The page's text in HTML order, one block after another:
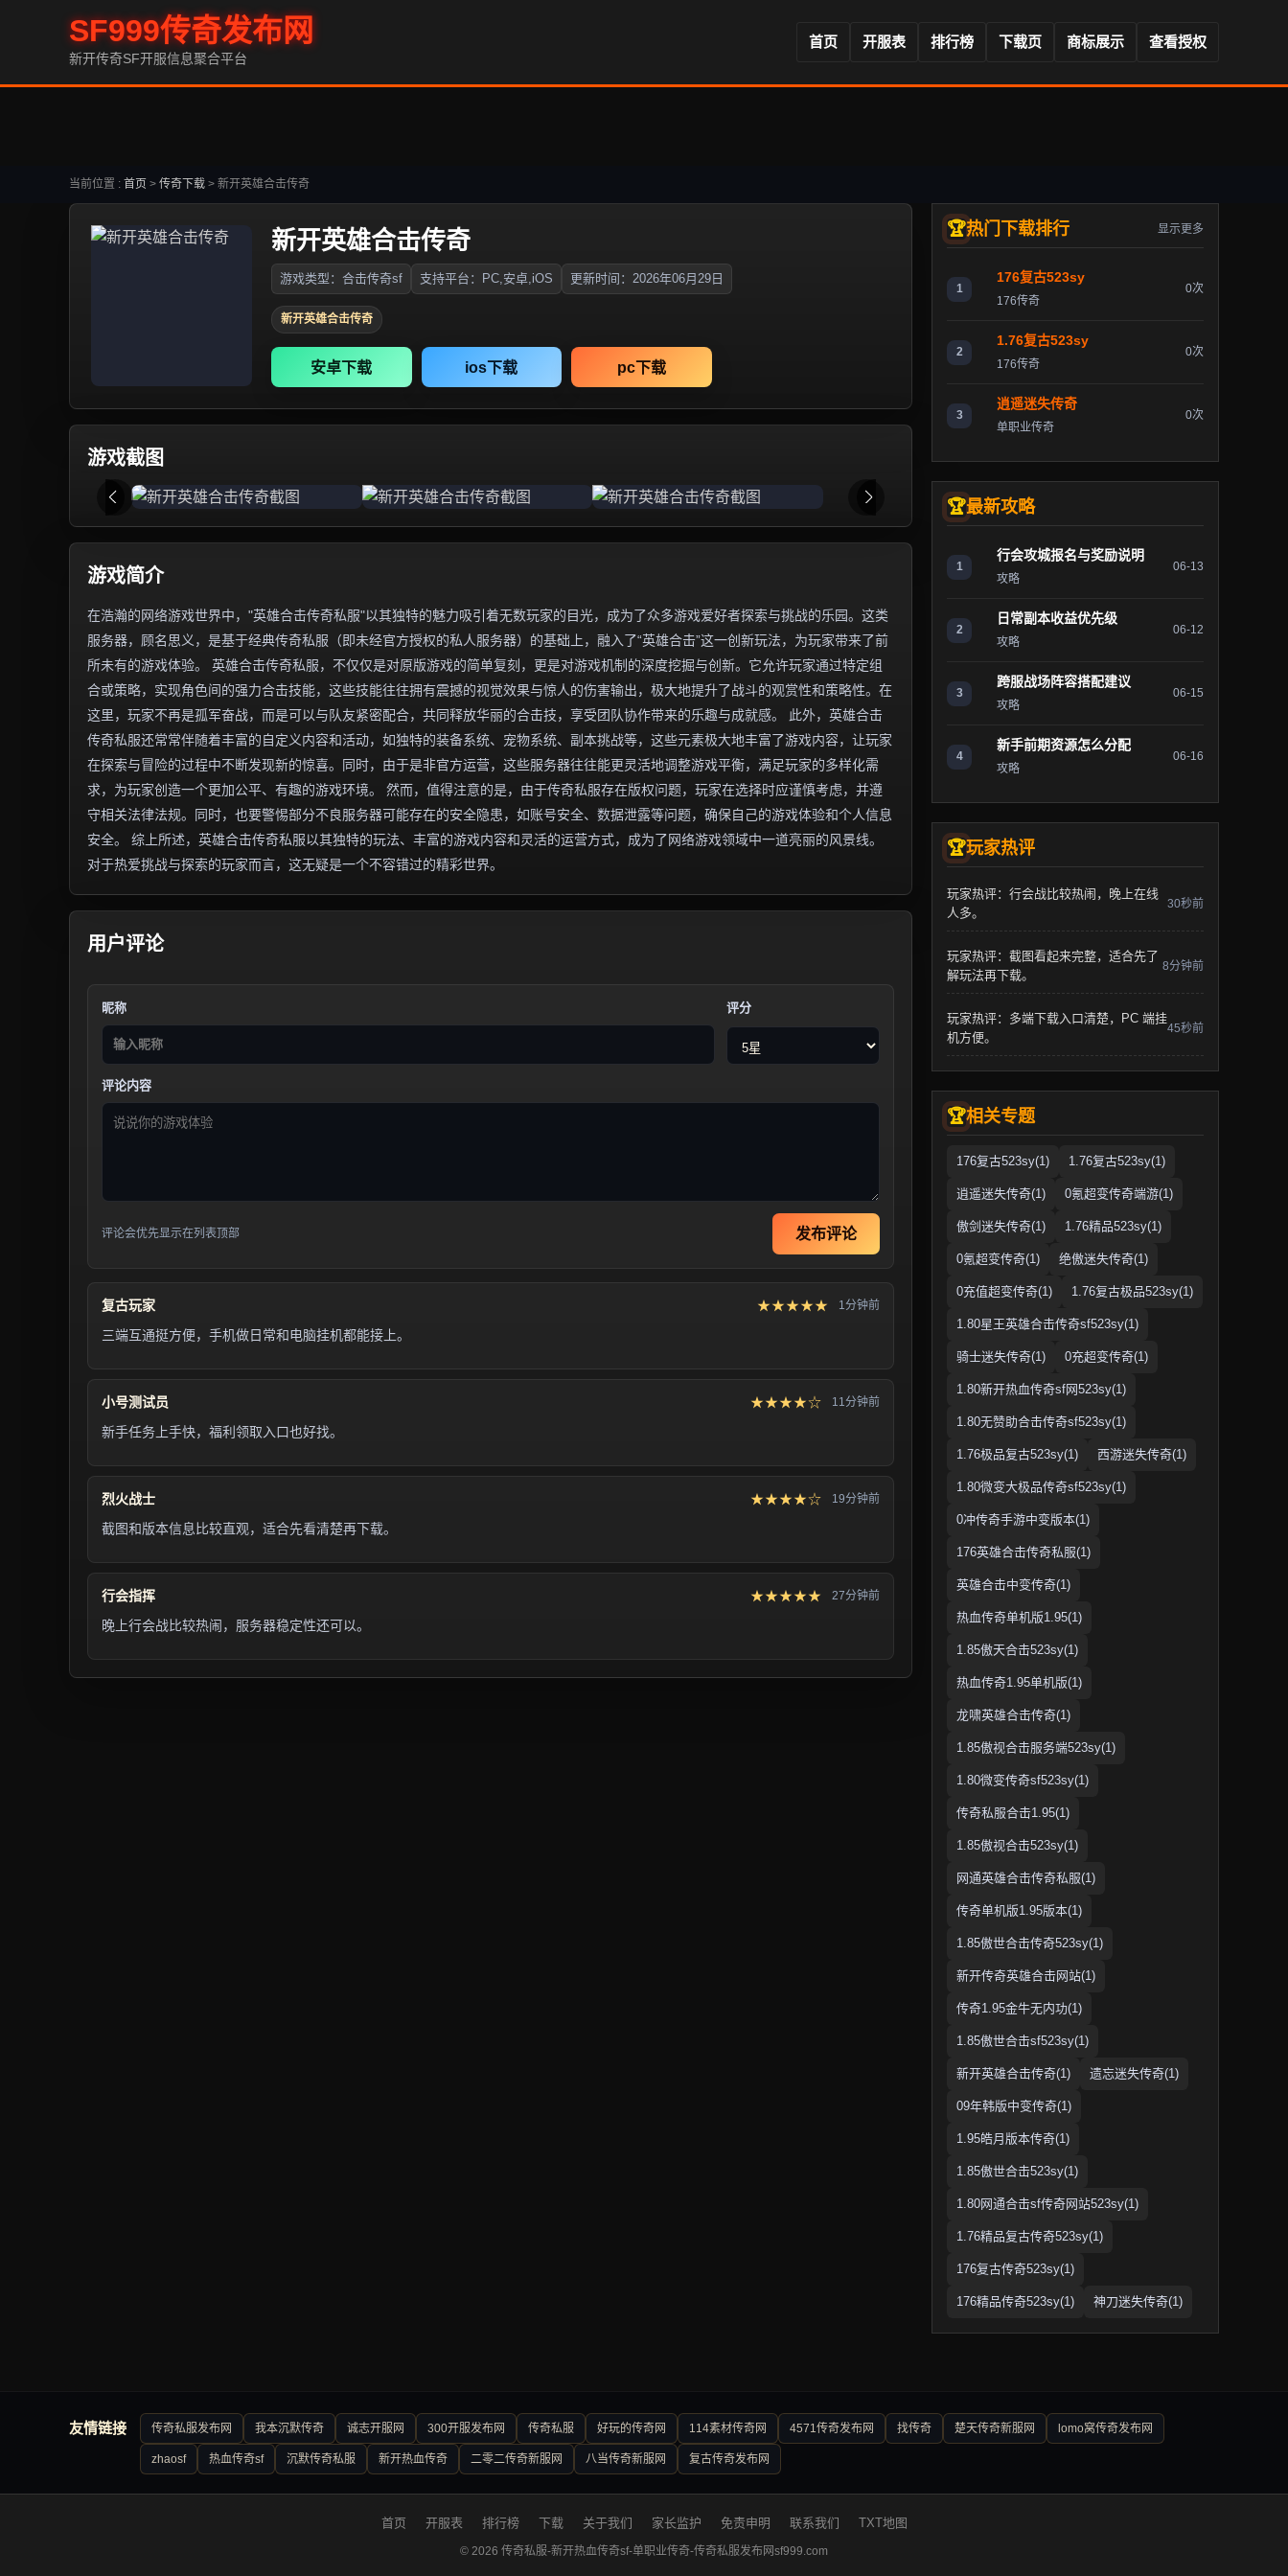
SF999传奇发布网
新开传奇SF开服信息聚合平台
首页 开服表 排行榜 下载页 商标展示 查看授权
当前位置 : 首页 > 传奇下载 > 新开英雄合击传奇
新开英雄合击传奇
游戏类型：合击传奇sf 支持平台：PC,安卓,iOS 更新时间：2026年06月29日
新开英雄合击传奇
安卓下载 ios下载 pc下载
游戏截图
游戏简介
在浩瀚的网络游戏世界中，"英雄合击传奇私服"以其独特的魅力吸引着无数玩家的目光，成为了众多游戏爱好者探索与挑战的乐园。这类
服务器，顾名思义，是基于经典传奇私服（即未经官方授权的私人服务器）的基础上，融入了“英雄合击”这一创新玩法，为玩家带来了前
所未有的游戏体验。 英雄合击传奇私服，不仅仅是对原版游戏的简单复刻，更是对游戏机制的深度挖掘与创新。它允许玩家通过特定组
合或策略，实现角色间的强力合击技能，这些技能往往拥有震撼的视觉效果与惊人的伤害输出，极大地提升了战斗的观赏性和策略性。在
这里，玩家不再是孤军奋战，而是可以与队友紧密配合，共同释放华丽的合击技，享受团队协作带来的乐趣与成就感。 此外，英雄合击
传奇私服还常常伴随着丰富的自定义内容和活动，如独特的装备系统、宠物系统、副本挑战等，这些元素极大地丰富了游戏内容，让玩家
在探索与冒险的过程中不断发现新的惊喜。同时，由于是非官方运营，这些服务器往往能更灵活地调整游戏平衡，满足玩家的多样化需
求，为玩家创造一个更加公平、有趣的游戏环境。 然而，值得注意的是，由于传奇私服存在版权问题，玩家在选择时应谨慎考虑，并遵
守相关法律法规。同时，也要警惕部分不良服务器可能存在的安全隐患，如账号安全、数据泄露等问题，确保自己的游戏体验和个人信息
安全。 综上所述，英雄合击传奇私服以其独特的玩法、丰富的游戏内容和灵活的运营方式，成为了网络游戏领域中一道亮丽的风景线。
对于热爱挑战与探索的玩家而言，这无疑是一个不容错过的精彩世界。
用户评论
昵称 评分
评论内容
评论会优先显示在列表顶部 发布评论
复古玩家 ★★★★★ 1分钟前
三端互通挺方便，手机做日常和电脑挂机都能接上。
小号测试员 ★★★★☆ 11分钟前
新手任务上手快，福利领取入口也好找。
烈火战士 ★★★★☆ 19分钟前
截图和版本信息比较直观，适合先看清楚再下载。
行会指挥 ★★★★★ 27分钟前
晚上行会战比较热闹，服务器稳定性还可以。
热门下载排行 显示更多
1
176复古523sy
176传奇
0次
2
1.76复古523sy
176传奇
0次
3
逍遥迷失传奇
单职业传奇
0次
最新攻略
1
行会攻城报名与奖励说明
攻略
06-13
2
日常副本收益优先级
攻略
06-12
3
跨服战场阵容搭配建议
攻略
06-15
4
新手前期资源怎么分配
攻略
06-16
玩家热评
玩家热评：行会战比较热闹，晚上在线
人多。
30秒前
玩家热评：截图看起来完整，适合先了
解玩法再下载。
8分钟前
玩家热评：多端下载入口清楚，PC 端挂
机方便。
45秒前
相关专题
176复古523sy(1) 1.76复古523sy(1)
逍遥迷失传奇(1) 0氪超变传奇端游(1)
傲剑迷失传奇(1) 1.76精品523sy(1)
0氪超变传奇(1) 绝傲迷失传奇(1)
0充值超变传奇(1) 1.76复古极品523sy(1)
1.80星王英雄合击传奇sf523sy(1)
骑士迷失传奇(1) 0充超变传奇(1)
1.80新开热血传奇sf网523sy(1)
1.80无赞助合击传奇sf523sy(1)
1.76极品复古523sy(1) 西游迷失传奇(1)
1.80微变大极品传奇sf523sy(1)
0冲传奇手游中变版本(1)
176英雄合击传奇私服(1)
英雄合击中变传奇(1)
热血传奇单机版1.95(1)
1.85傲天合击523sy(1)
热血传奇1.95单机版(1)
龙啸英雄合击传奇(1)
1.85傲视合击服务端523sy(1)
1.80微变传奇sf523sy(1)
传奇私服合击1.95(1)
1.85傲视合击523sy(1)
网通英雄合击传奇私服(1)
传奇单机版1.95版本(1)
1.85傲世合击传奇523sy(1)
新开传奇英雄合击网站(1)
传奇1.95金牛无内功(1)
1.85傲世合击sf523sy(1)
新开英雄合击传奇(1) 遗忘迷失传奇(1)
09年韩版中变传奇(1)
1.95皓月版本传奇(1)
1.85傲世合击523sy(1)
1.80网通合击sf传奇网站523sy(1)
1.76精品复古传奇523sy(1)
176复古传奇523sy(1)
176精品传奇523sy(1) 神刀迷失传奇(1)
友情链接 传奇私服发布网 我本沉默传奇 诚志开服网 300开服发布网 传奇私服 好玩的传奇网 114素材传奇网 4571传奇发布网 找传奇 楚天传奇新服网 lomo窝传奇发布网
zhaosf 热血传奇sf 沉默传奇私服 新开热血传奇 二零二传奇新服网 八当传奇新服网 复古传奇发布网
首页 开服表 排行榜 下载 关于我们 家长监护 免责申明 联系我们 TXT地图
© 2026 传奇私服-新开热血传奇sf-单职业传奇-传奇私服发布网sf999.com